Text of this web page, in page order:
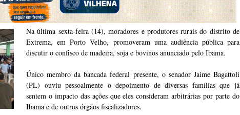
Na última sexta-feira (14), moradores e produtores rurais do distrito de
Extrema, em Porto Velho, promoveram uma audiência pública para
discutir o confisco de madeira, soja e bovinos anunciado pelo Ibama.
Único membro da bancada federal presente, o senador Jaime Bagattoli
(PL) ouviu pessoalmente o depoimento de diversas famílias que já
sentem o impacto das ações que eles consideram arbitrárias por parte do
Ibama e de outros órgãos fiscalizadores.